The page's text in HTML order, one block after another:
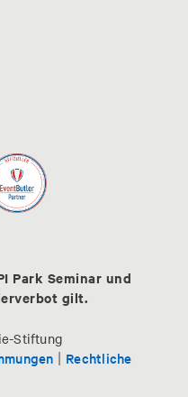
Park Seminar und
gilt.
Stiftung
| Rechtliche